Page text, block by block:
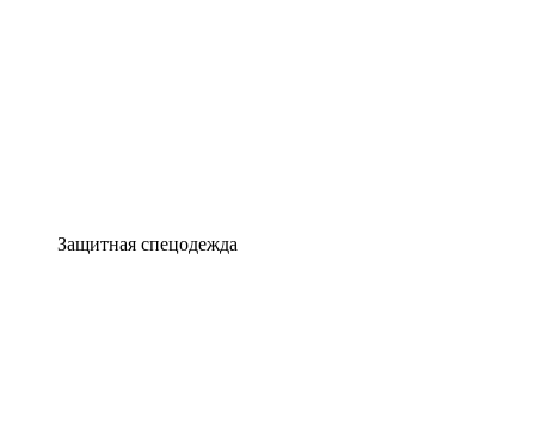
Защитная спецодежда